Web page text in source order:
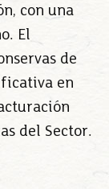
con una
El
de
en
del Sector.